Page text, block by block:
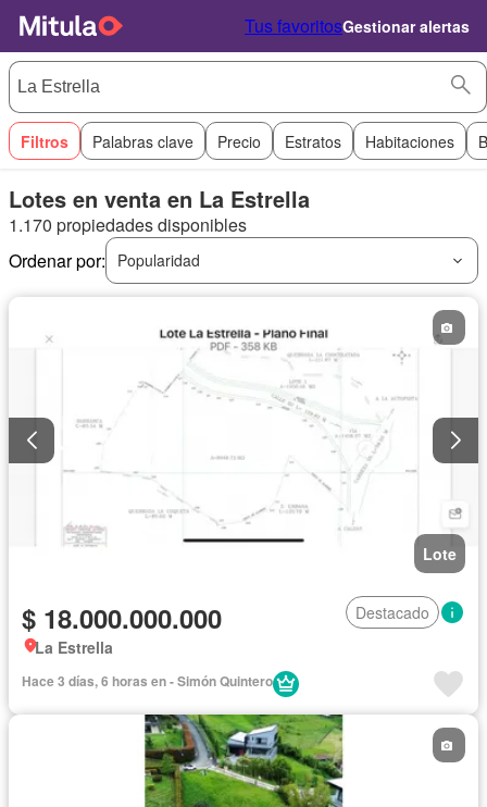
Tus favoritosGestionar alertas
Filtros Palabras clave Precio Estratos Habitaciones
Lotes en venta en La Estrella
1.170 propiedades disponibles
Ordenar por:
Popularidad
Lote
$ 18.000.000.000
Destacado
La Estrella
Hace 3 días, 6 horas en - Simón Quintero